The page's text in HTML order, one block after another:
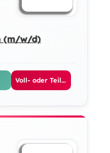
(m/w/d)
Voll- oder Teilzeit